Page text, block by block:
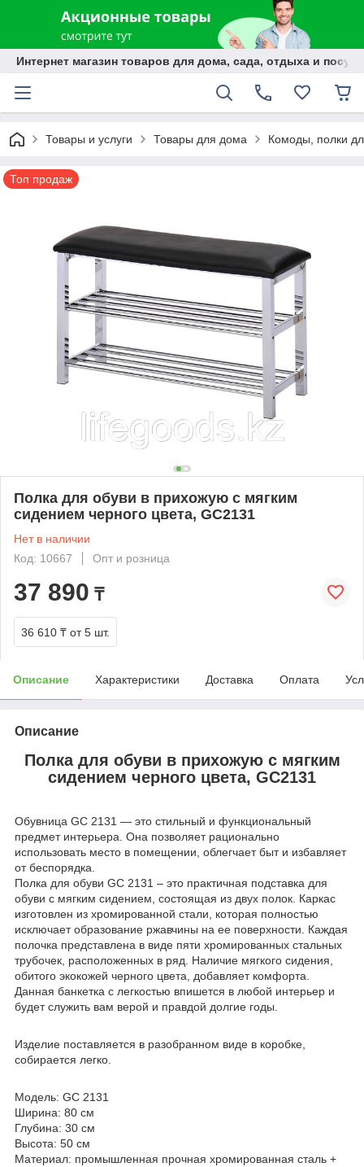
Интернет магазин товаров для дома, сада, отдыха и
Товары и услуги Товары для дома Комоды, полки
Топ продаж
Полка для обуви в прихожую с мягким
сидением черного цвета, GC2131
Нет в наличии
Код: 10667
Опт и розница
37 890 ₸
36 610 ₸ от 5 шт.
Описание Характеристики Доставка Оплата
Описание
Полка для обуви в прихожую с мягким
сидением черного цвета, GC2131
Обувница GC 2131 — это стильный и функциональный
предмет интерьера. Она позволяет рационально
использовать место в помещении, облегчает быт и избавляет
от беспорядка.
Полка для обуви GC 2131 – это практичная подставка для
обуви с мягким сидением, состоящая из двух полок. Каркас
изготовлен из хромированной стали, которая полностью
исключает образование ржавчины на ее поверхности. Каждая
полочка представлена в виде пяти хромированных стальных
трубочек, расположенных в ряд. Наличие мягкого сидения,
обитого экокожей черного цвета, добавляет комфорта.
Данная банкетка с легкостью впишется в любой интерьер и
будет служить вам верой и правдой долгие годы.
Изделие поставляется в разобранном виде в коробке,
собирается легко.
Модель: GC 2131
Ширина: 80 см
Глубина: 30 см
Высота: 50 см
Материал: промышленная прочная хромированная сталь +